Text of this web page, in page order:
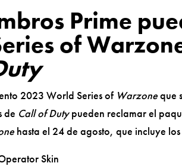
Prime
of
2023 World Series of Warzoneque
de Call of Dutypueden reclamar el
hasta el 24 de agosto, que incluye
Skin